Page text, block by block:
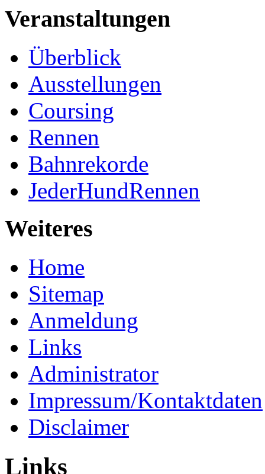
Veranstaltungen
Überblick
Ausstellungen
Coursing
Rennen
Bahnrekorde
JederHundRennen
Weiteres
Home
Sitemap
Anmeldung
Links
Administrator
Impressum/Kontaktdaten
Disclaimer
Links